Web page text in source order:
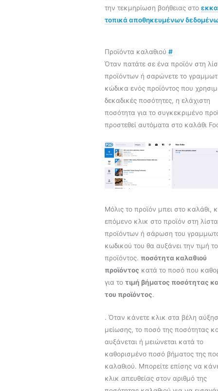
την τεκμηρίωση βοήθειας στο
τοπικά αποθηκευμένων
Προϊόντα καλαθιού #
Όταν πατάτε σε ένα προϊόν στη
προϊόντων ή σαρώνετε το
κώδικα ενός προϊόντος που
δεκαδικές ποσότητες, η ελάχιστη
ποσότητα για το συγκεκριμένο
προστεθεί αυτόματα στο καλάθι
Μόλις το προϊόν μπει στο καλάθι,
επόμενο κλικ στο προϊόν στη λίστα
προϊόντων ή σάρωση του
κωδικού του θα αυξάνει την τιμή
προϊόντος. ποσότητα καλαθιού
προϊόντος κατά το ποσό που
για το τιμή βήματος ποσότητας
του προϊόντος.
. Όταν κάνετε κλικ στα βέλη
μείωσης, το ποσό της ποσότητας
αυξάνεται ή μειώνεται κατά το
καθορισμένο ποσό βήματος της
καλαθιού. Μπορείτε επίσης να
κλικ απευθείας στον αριθμό της